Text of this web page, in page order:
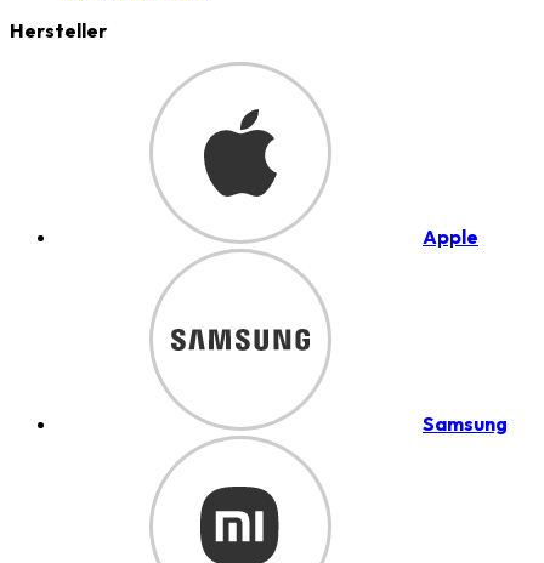
Hersteller
Apple
Samsung